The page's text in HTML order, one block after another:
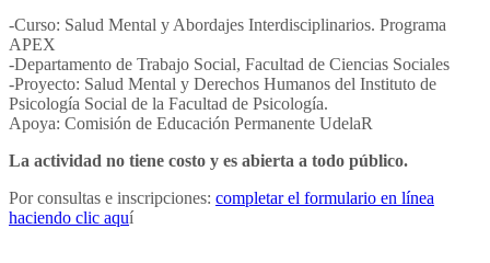
-Curso: Salud Mental y Abordajes Interdisciplinarios. Programa
APEX
-Departamento de Trabajo Social, Facultad de Ciencias Sociales
-Proyecto: Salud Mental y Derechos Humanos del Instituto de
Psicología Social de la Facultad de Psicología.
Apoya: Comisión de Educación Permanente UdelaR
La actividad no tiene costo y es abierta a todo público.
Por consultas e inscripciones: completar el formulario en línea
haciendo clic aquí